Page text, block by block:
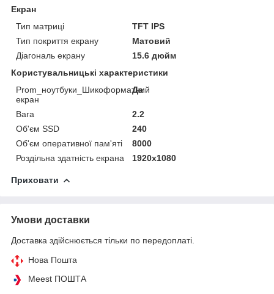
Екран
Тип матриці
TFT IPS
Тип покриття екрану
Матовий
Діагональ екрану
15.6 дюйм
Користувальницькі характеристики
Prom_ноутбуки_Шикоформатний
екран
Да
Вага
2.2
Об'єм SSD
240
Об'єм оперативної пам'яті
8000
Роздільна здатність екрана
1920x1080
Приховати
Умови доставки
Доставка здійснюється тільки по передоплаті.
Нова Пошта
Meest ПОШТА